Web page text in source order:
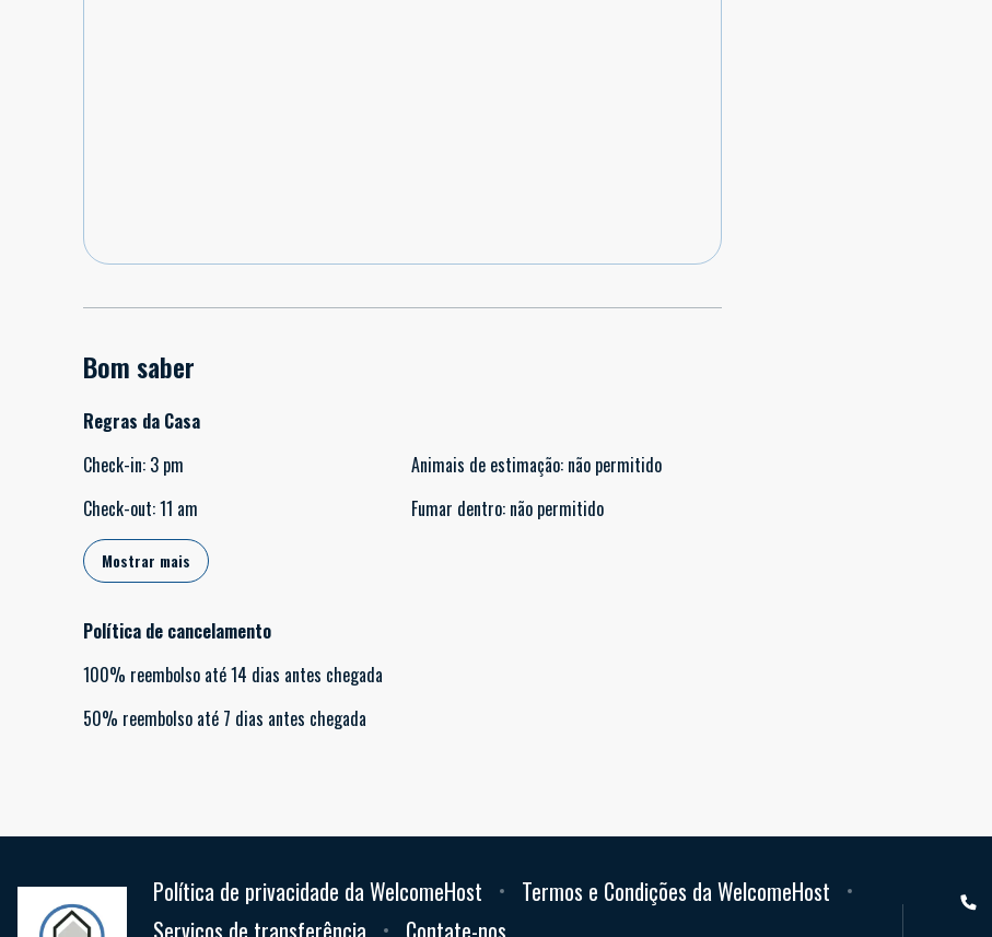
Bom saber
Regras da Casa
Check-in: 3 pm
Check-out:11 am
Animais de estimação: não permitido
Fumar dentro: não permitido
Mostrar mais
Política de cancelamento
100% reembolso até14 dias antes chegada
50% reembolso até 7 dias antes chegada
Política de privacidade da WelcomeHost
Termos e Condições da WelcomeHost